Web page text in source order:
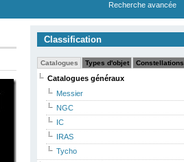
Recherche avancée
Classification
Catalogues Types d'objet Constellations
Catalogues généraux
Messier
NGC
IC
IRAS
Tycho